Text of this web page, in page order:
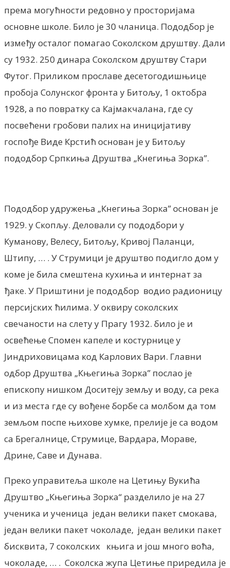
према могућности редовно у просторијама
основне школе. Било је 30 чланица. Пододбор је
између осталог помагао Соколском друштву. Дали
су 1932. 250 динара Соколском друштву Стари
Футог. Приликом прославе десетогодишњице
пробоја Солунског фронта у Битољу, 1 октобра
1928, а по повратку са Кајмакчалана, где су
посвећени гробови палих на иницијативу
госпође Виде Крстић основан је у Битољу
пододбор Српкиња Друштва „Кнегиња Зорка”.
Пододбор удружења „Кнегиња Зорка” основан је
1929. у Скопљу. Деловали су пододбори у
Куманову, Велесу, Битољу, Кривој Паланци,
Штипу, … . У Струмици је друштво подигло дом у
коме је била смештена кухиња и интернат за
ђаке. У Приштини је пододбор водио радионицу
персијских ћилима. У оквиру соколских
свечаности на слету у Прагу 1932. било је и
освећење Спомен капеле и костурнице у
Јиндриховицама код Карлових Вари. Главни
одбор Друштва „Књегиња Зорка” послао је
епископу нишком Доситеју земљу и воду, са река
и из места где су вођене борбе са молбом да том
земљом поспе њихове хумке, прелије је са водом
са Брегалнице, Струмице, Вардара, Мораве,
Дрине, Саве и Дунава.
Преко управитеља школе на Цетињу Вукића
Друштво „Књегиња Зорка“ разделило је на 27
ученика и ученица један велики пакет смокава,
један велики пакет чоколаде, један велики пакет
бисквита, 7 соколских књига и још много воћа,
чоколаде, … . Соколска жупа Цетиње приредила је